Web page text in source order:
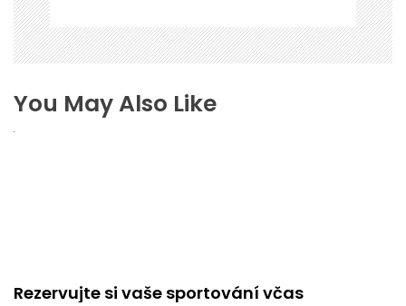
You May Also Like
Rezervujte si vaše sportování včas